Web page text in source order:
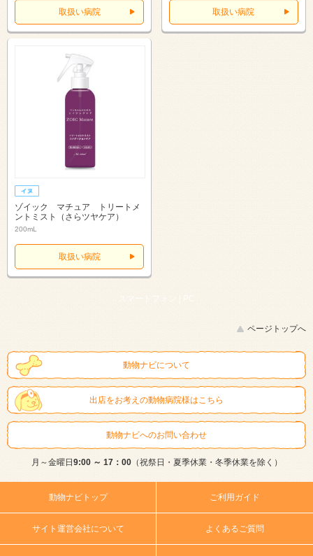
取扱い病院 取扱い病院
ゾイック マチュア トリートメ
ントミスト（さらツヤケア）
200mL
取扱い病院
スマートフォン | PC
ページトップへ
動物ナビについて
出店をお考えの動物病院様はこちら
動物ナビへのお問い合わせ
月～金曜日9:00 ～ 17：00（祝祭日・夏季休業・冬季休業を除く）
動物ナビトップ ご利用ガイド
サイト運営会社について よくあるご質問